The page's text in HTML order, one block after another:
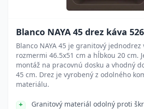
Blanco NAYA 45 drez káva
Blanco NAYA 45 je granitový jednodrez
rozmermi 46.5x51 cm a hĺbkou 20 cm.
montáž na pracovnú dosku a vhodný
45 cm. Drez je vyrobený z odolného
materiálu.
Granitový materiál odolný proti